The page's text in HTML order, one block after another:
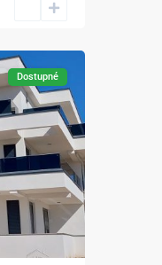
Dostupné